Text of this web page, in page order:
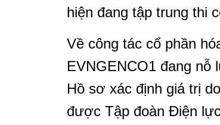
hiện đang tập trung thi
Về công tác cổ phần
EVNGENCO1 đang nỗ
Hồ sơ xác định giá trị
được Tập đoàn Điện